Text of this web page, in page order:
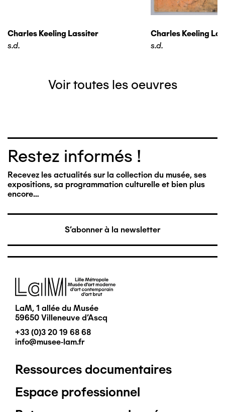
Charles Keeling Lassiter
s.d.
Charles Keeling
s.d.
Voir toutes les oeuvres
Restez informés !
Recevez les actualités sur la collection du musée, ses
expositions, sa programmation culturelle et bien plus
encore…
S'abonner à la newsletter
Image
LaM, 1 allée du Musée
59650 Villeneuve d'Ascq
+33 (0)3 20 19 68 68
info@musee-lam.fr
Pied
de
Ressources documentaires
Espace professionnel